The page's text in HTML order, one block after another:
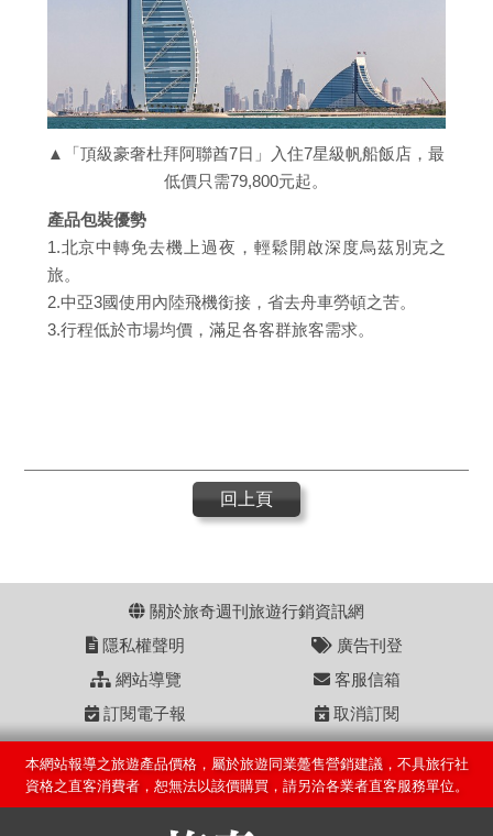
▲「頂級豪奢杜拜阿聯酋7日」入住7星級帆船飯店，最
低價只需79,800元起。
產品包裝優勢
1.北京中轉免去機上過夜，輕鬆開啟深度烏茲別克之
旅。
2.中亞3國使用內陸飛機銜接，省去舟車勞頓之苦。
3.行程低於市場均價，滿足各客群旅客需求。
回上頁
關於旅奇週刊旅遊行銷資訊網
隱私權聲明
廣告刊登
網站導覽
客服信箱
訂閱電子報
取消訂閱
本網站報導之旅遊產品價格，屬於旅遊同業躉售營銷建議，不具旅行社
資格之直客消費者，恕無法以該價購買，請另洽各業者直客服務單位。